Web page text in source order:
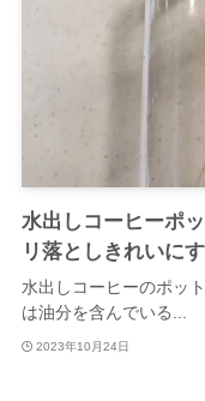
水出しコーヒーポ
リ落としきれいに
水出しコーヒーのポッ
は油分を含んでいる...
2023年10月24日